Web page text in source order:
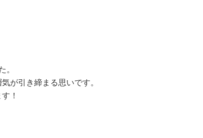
。
が引き締まる思いです。
！